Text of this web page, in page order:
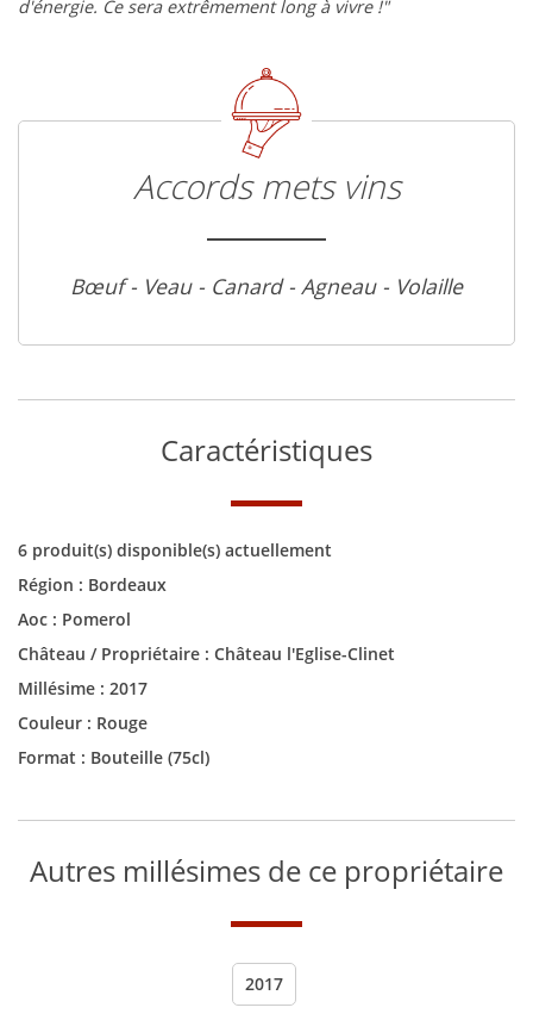
d'énergie. Ce sera extrêmement long à vivre !"
Accords mets vins
Bœuf - Veau - Canard - Agneau - Volaille
Caractéristiques
6 produit(s) disponible(s) actuellement
Région : Bordeaux
Aoc : Pomerol
Château / Propriétaire : Château l'Eglise-Clinet
Millésime : 2017
Couleur : Rouge
Format : Bouteille (75cl)
Autres millésimes de ce propriétaire
2017